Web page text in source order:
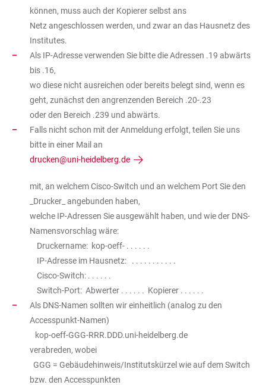
können, muss auch der Kopierer selbst ans
Netz angeschlossen werden, und zwar an das Hausnetz des
Institutes.
Als IP-Adresse verwenden Sie bitte die Adressen .19 abwärts
bis .16,
wo diese nicht ausreichen oder bereits belegt sind, wenn es
geht, zunächst den angrenzenden Bereich .20-.23
oder den Bereich .239 und abwärts.
Falls nicht schon mit der Anmeldung erfolgt, teilen Sie uns
bitte in einer Mail an
drucken@uni-heidelberg.de
mit, an welchem Cisco-Switch und an welchem Port Sie den
_Drucker_ angebunden haben,
welche IP-Adressen Sie ausgewählt haben, und wie der DNS-
Namensvorschlag wäre:
Druckername: kop-oeff- . . . . . .
IP-Adresse im Hausnetz: . . . . . . . . . . .
Cisco-Switch: . . . . . .
Switch-Port: Abwerter . . . . . . Kopierer . . . . . .
Als DNS-Namen sollten wir einheitlich (analog zu den
Accesspunkt-Namen)
kop-oeff-GGG-RRR.DDD.uni-heidelberg.de
verabreden, wobei
GGG = Gebäudehinweis/Institutskürzel wie auf dem Switch
bzw. den Accesspunkten